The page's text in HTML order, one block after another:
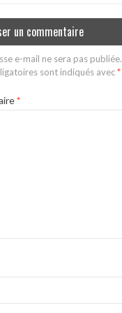
un commentaire
e-mail ne sera pas publiée.
sont indiqués avec*
*